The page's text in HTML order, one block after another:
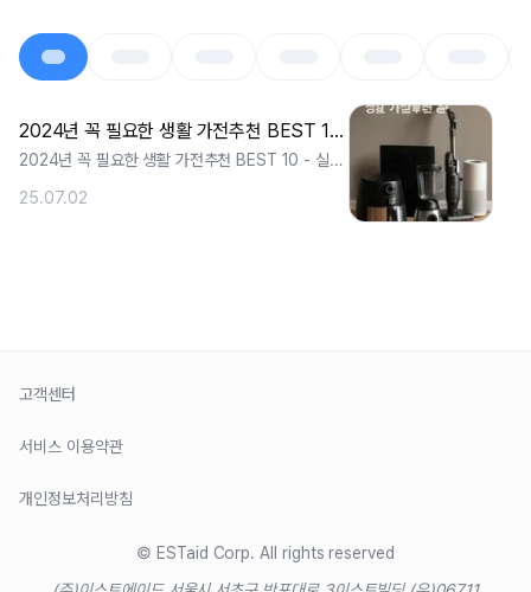
2024년 꼭 필요한 생활 가전추천 BEST 10 - 실생활 검증 완료
2024년 꼭 필요한 생활 가전추천 BEST 10 - 실생
25.07.02
고객센터
서비스 이용약관
개인정보처리방침
© ESTaid Corp. All rights reserved